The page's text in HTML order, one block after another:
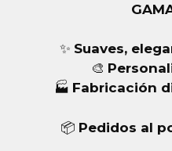
✨ Suaves,
🎨
🏭 Fabricación
📦 Pedidos al